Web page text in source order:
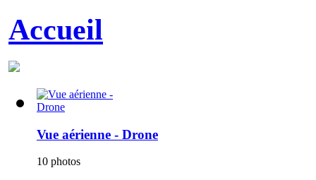
Accueil
Vue aérienne - Drone
10 photos